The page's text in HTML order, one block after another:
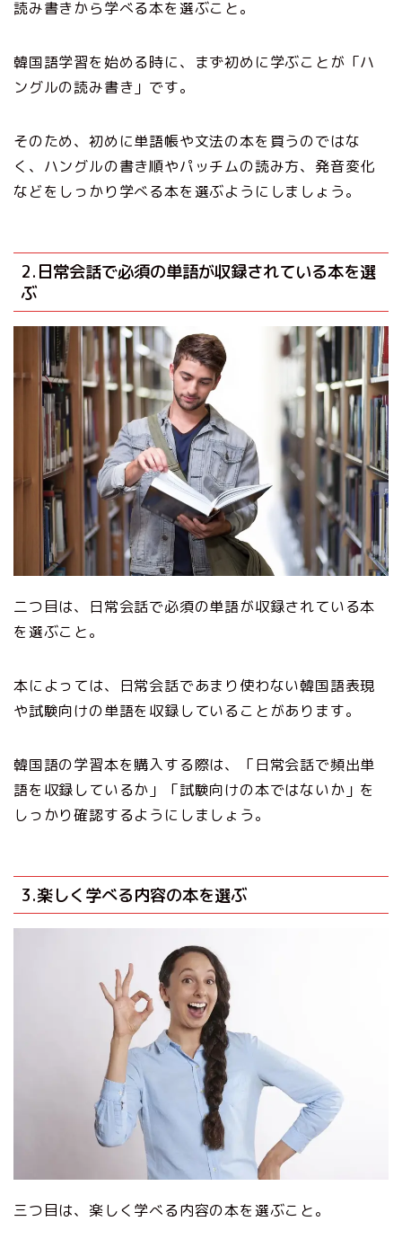
読み書きから学べる本を選ぶこと。
韓国語学習を始める時に、まず初めに学ぶことが「ハ
ングルの読み書き」です。
そのため、初めに単語帳や文法の本を買うのではな
く、ハングルの書き順やパッチムの読み方、発音変化
などをしっかり学べる本を選ぶようにしましょう。
2.日常会話で必須の単語が収録されている本を選
ぶ
二つ目は、日常会話で必須の単語が収録されている本
を選ぶこと。
本によっては、日常会話であまり使わない韓国語表現
や試験向けの単語を収録していることがあります。
韓国語の学習本を購入する際は、「日常会話で頻出単
語を収録しているか」「試験向けの本ではないか」を
しっかり確認するようにしましょう。
3.楽しく学べる内容の本を選ぶ
三つ目は、楽しく学べる内容の本を選ぶこと。